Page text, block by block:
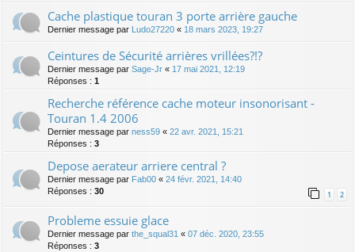
Cache plastique touran 3 porte arrière gauche
Dernier message par Ludo27220 « 18 mars 2023, 19:27
Ceintures de Sécurité arrières vrillées?!?
Dernier message par Sage-Jr « 17 mai 2021, 12:19
Réponses : 1
Recherche référence cache moteur insonorisant -
Touran 1.4 2006
Dernier message par ness59 « 22 avr. 2021, 15:21
Réponses : 3
Depose aerateur arriere central ?
Dernier message par Fab00 « 24 févr. 2021, 14:40
Réponses : 30 1 2
Probleme essuie glace
Dernier message par the_squal31 « 07 déc. 2020, 23:55
Réponses : 3